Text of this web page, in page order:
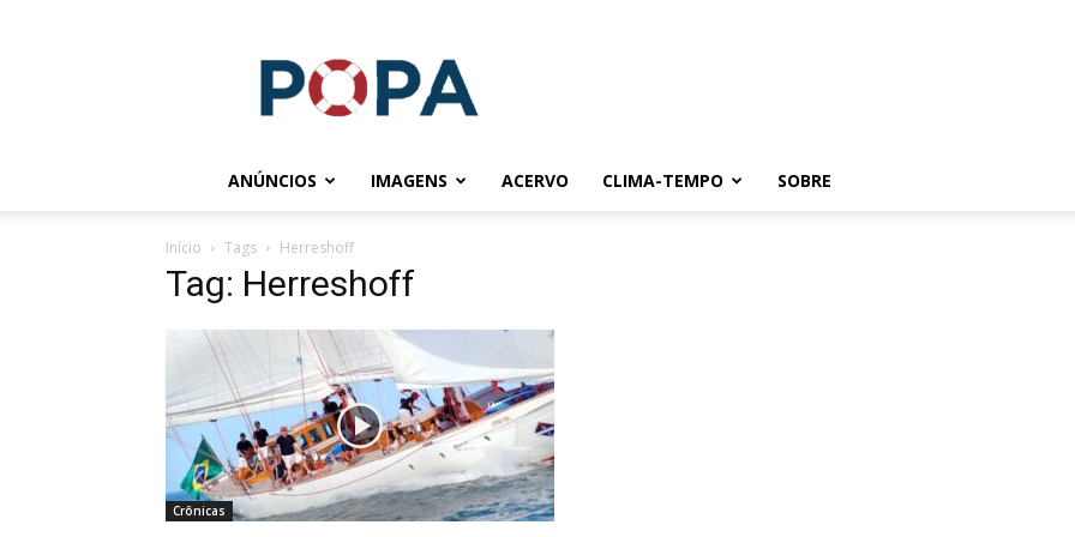
ANÚNCIOS IMAGENS ACERVO CLIMA-TEMPO SOBRE
Início Tags Herreshoff
Tag: Herreshoff
Crônicas